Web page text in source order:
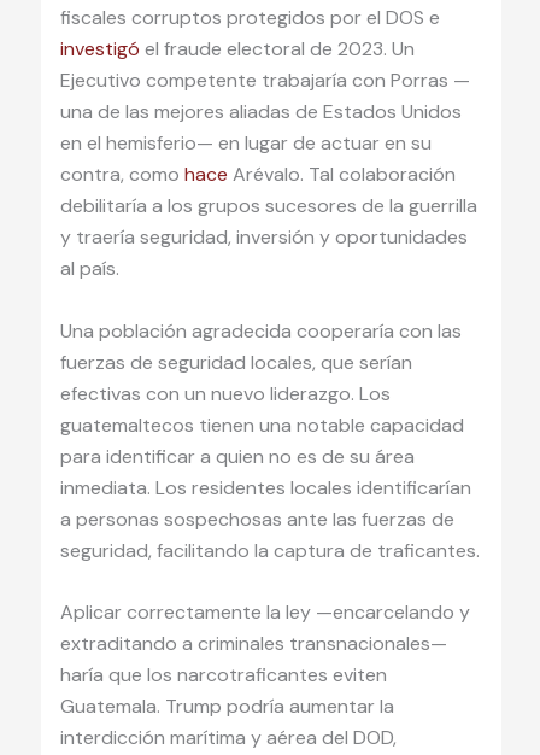
fiscales corruptos protegidos por el DOS e
investigó el fraude electoral de 2023. Un
Ejecutivo competente trabajaría con Porras —
una de las mejores aliadas de Estados Unidos
en el hemisferio— en lugar de actuar en su
contra, como hace Arévalo. Tal colaboración
debilitaría a los grupos sucesores de la guerrilla
y traería seguridad, inversión y oportunidades
al país.
Una población agradecida cooperaría con las
fuerzas de seguridad locales, que serían
efectivas con un nuevo liderazgo. Los
guatemaltecos tienen una notable capacidad
para identificar a quien no es de su área
inmediata. Los residentes locales identificarían
a personas sospechosas ante las fuerzas de
seguridad, facilitando la captura de traficantes.
Aplicar correctamente la ley —encarcelando y
extraditando a criminales transnacionales—
haría que los narcotraficantes eviten
Guatemala. Trump podría aumentar la
interdicción marítima y aérea del DOD,